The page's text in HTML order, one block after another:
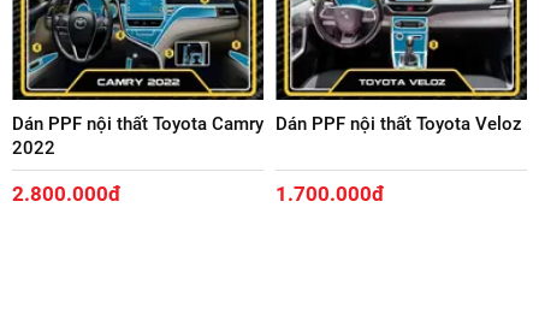
Dán PPF nội thất Toyota Camry
2022
2.800.000đ
Dán PPF nội thất Toyota Veloz
1.700.000đ